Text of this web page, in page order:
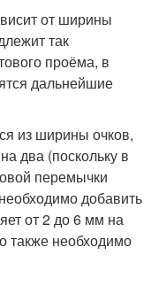
от ширины
так
проёма, в
дальнейшие
из ширины очков,
два (поскольку в
перемычки
добавить
от 2 до 6 мм на
также необходимо